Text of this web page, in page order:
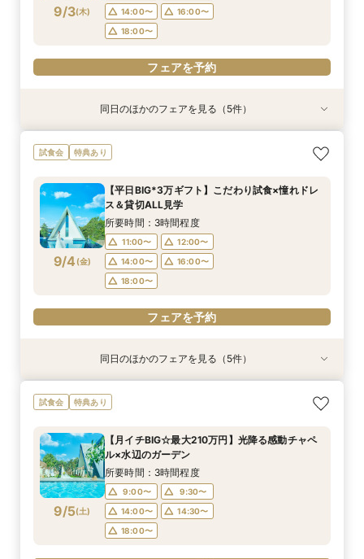
フェアを予約
フェアを予約
フェアを予約
フェアを予約
9/3(木)
14:00〜
16:00〜
18:00〜
フェアを予約
特典あり
9/3(木)
＼1軒目限定★3万ギフト付／ドレス＆挙式料プレ
ゼント×和牛試食
11:00〜
12:00〜
14:00〜
16:00〜
18:00〜
フェアを予約
特典あり
9/3(木)
【6名～30名の少人数婚】挙式＆会食Newプラ
ン誕生！無料試食付
11:00〜
12:00〜
14:00〜
16:00〜
18:00〜
フェアを予約
9/3(木)
＼凝縮90分！日程仮予約も可／お出かけの間に
クイック相談会♪
11:00〜
12:00〜
14:00〜
16:00〜
18:00〜
フェアを予約
9/3(木)
【60分で完結】即決営業ナシで安心！気軽によ
りみちツアー
12:00〜
13:00〜
15:00〜
16:00〜
17:00〜
フェアを予約
9/3(木)
【タイパ重視！60分で完結◎】オンラインで会
場案内＆相談会
12:00〜
13:00〜
15:00〜
16:00〜
17:00〜
フェアを予約
同日のほかのフェアを見る（5件）
試食会 特典あり
9/4 (金)
【平日BIG*3万ギフト】こだわり試食×憧れドレ
ス＆貸切ALL見学
所要時間：3時間程度
11:00〜
12:00〜
14:00〜
16:00〜
18:00〜
フェアを予約
特典あり
9/4(金)
＼1軒目限定★3万ギフト付／ドレス＆挙式料プレ
ゼント×和牛試食
11:00〜
12:00〜
14:00〜
16:00〜
18:00〜
フェアを予約
特典あり
9/4(金)
【6名～30名の少人数婚】挙式＆会食Newプラ
ン誕生！無料試食付
11:00〜
12:00〜
14:00〜
16:00〜
18:00〜
フェアを予約
9/4(金)
＼凝縮90分！日程仮予約も可／お出かけの間に
クイック相談会♪
11:00〜
12:00〜
14:00〜
16:00〜
18:00〜
フェアを予約
9/4(金)
【60分で完結】即決営業ナシで安心！気軽によ
りみちツアー
12:00〜
13:00〜
15:00〜
16:00〜
17:00〜
フェアを予約
9/4(金)
【タイパ重視！60分で完結◎】オンラインで会
場案内＆相談会
12:00〜
13:00〜
15:00〜
16:00〜
17:00〜
フェアを予約
同日のほかのフェアを見る（5件）
試食会 特典あり
9/5(土)
【月イチBIG☆最大210万円】光降る感動チャペ
ル×水辺のガーデン
所要時間：3時間程度
9:00〜
9:30〜
14:00〜
14:30〜
18:00〜